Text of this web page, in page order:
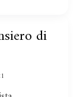
di